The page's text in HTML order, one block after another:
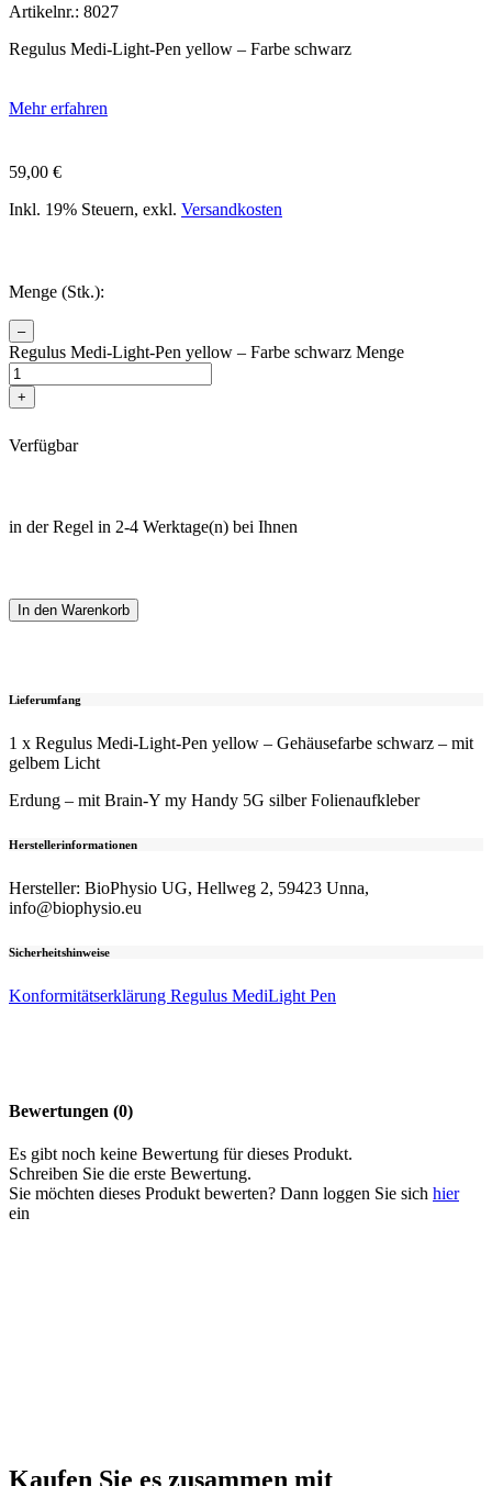
Artikelnr.: 8027
Regulus Medi-Light-Pen yellow – Farbe schwarz
Mehr erfahren
59,00 €
Inkl. 19% Steuern, exkl. Versandkosten
Menge (Stk.):
–
Regulus Medi-Light-Pen yellow – Farbe schwarz Menge
+
Verfügbar
in der Regel in 2-4 Werktage(n) bei Ihnen
In den Warenkorb
Lieferumfang
1 x Regulus Medi-Light-Pen yellow – Gehäusefarbe schwarz – mit
gelbem Licht
Erdung – mit Brain-Y my Handy 5G silber Folienaufkleber
Herstellerinformationen
Hersteller: BioPhysio UG, Hellweg 2, 59423 Unna,
info@biophysio.eu
Sicherheitshinweise
Konformitätserklärung Regulus MediLight Pen
Bewertungen (0)
Es gibt noch keine Bewertung für dieses Produkt.
Schreiben Sie die erste Bewertung.
Sie möchten dieses Produkt bewerten? Dann loggen Sie sich hier
ein
Kaufen Sie es zusammen mit